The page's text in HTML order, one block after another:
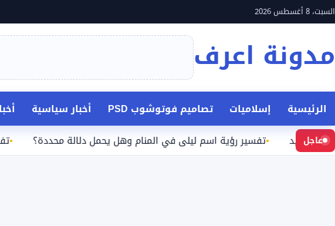
انتقل
إلى
السبت، 8 أغسطس 2026
مدونة اعرف
الرئيسية إسلاميات تصاميم فوتوشوب PSD أخبار سياسية
عاجل تفسير رؤية اسم ليلى في المنام وهل يحمل دلالة محددة؟ تفسير